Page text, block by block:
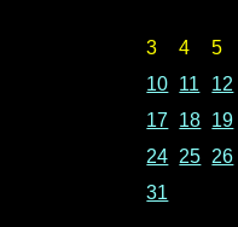
3
4 5
10 11 12
17 18 19
24 25 26
31